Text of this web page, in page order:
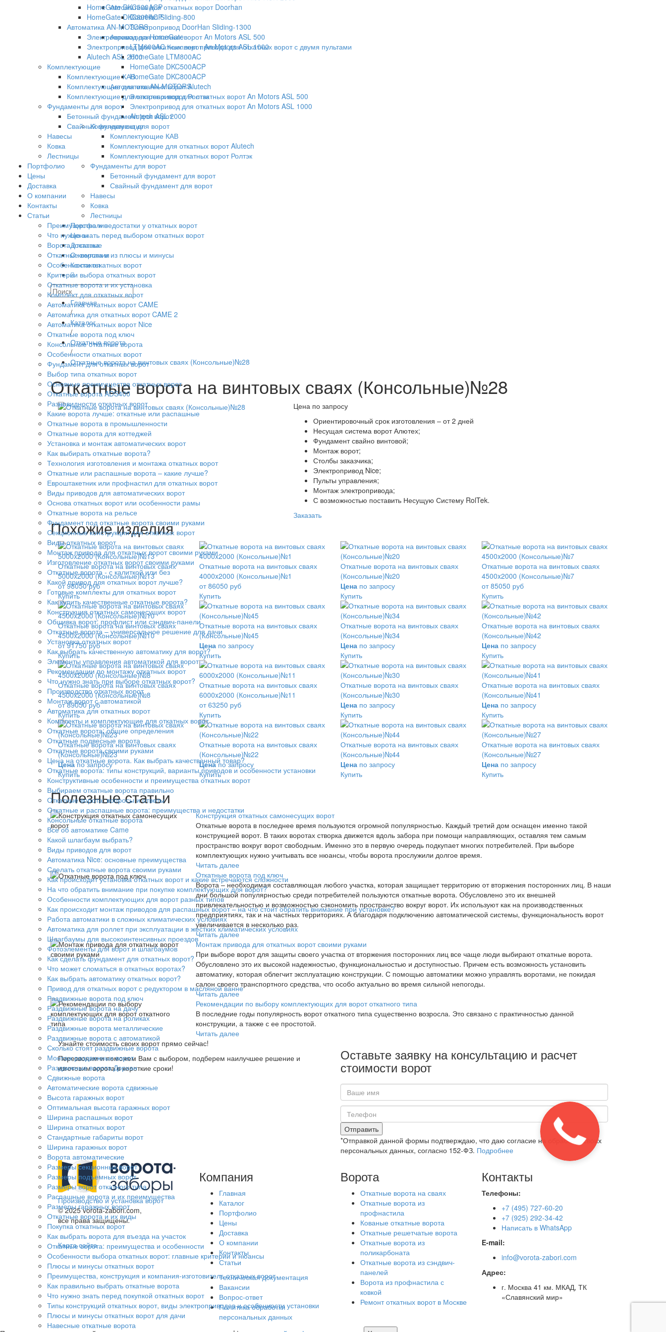
Автоматика для откатных ворот Doorhan
DoorHan Sliding-800
Электропривод DoorHan Sliding-1300
Автоматика HomeGate
LTM600AC Комплект привода для откатных ворот с двумя пультами
HomeGate LTM800AC
HomeGate DKC500ACP
HomeGate DKC800ACP
Автоматика AN-MOTORS
Электропривод для откатных ворот An Motors ASL 500
Электропривод для откатных ворот An Motors ASL 1000
Alutech ASL 2000
Комплектующие
Комплектующие КАВ
Комплектующие для откатных ворот Alutech
Комплектующие для откатных ворот Ролтэк
Фундаменты для ворот
Бетонный фундамент для ворот
Свайный фундамент для ворот
Навесы
Ковка
Лестницы
Портфолио
Цены
Доставка
О компании
Контакты
HomeGate DKC500ACP
HomeGate DKC800ACP
Автоматика AN-MOTORS
Электропривод для откатных ворот An Motors ASL 500
Электропривод для откатных ворот An Motors ASL 1000
Alutech ASL 2000
Комплектующие
Комплектующие КАВ
Комплектующие для откатных ворот Alutech
Комплектующие для откатных ворот Ролтэк
Фундаменты для ворот
Бетонный фундамент для ворот
Свайный фундамент для ворот
Навесы
Ковка
Лестницы
Портфолио
Цены
Доставка
О компании
Контакты
Статьи
Преимущества и недостатки у откатных ворот
Что нужно знать перед выбором откатных ворот
Ворота откатные
Откатные ворота и из плюсы и минусы
Особенности откатных ворот
Критерии выбора откатных ворот
Откатные ворота и их установка
Комплект для откатных ворот
Автоматика откатных ворот CAME
Автоматика для откатных ворот CAME 2
Автоматика откатных ворот Nice
Откатные ворота под ключ
Консольные откатные ворота
Особенности откатных ворот
Фундамент для откатных ворот
Выбор типа откатных ворот
Основные преимущества откатных ворот
Откатные ворота ADS400
Разновидности откатных ворот
Какие ворота лучше: откатные или распашные
Откатные ворота в промышленности
Откатные ворота для коттеджей
Установка и монтаж автоматических ворот
Как выбирать откатные ворота?
Технология изготовления и монтажа откатных ворот
Откатные или распашные ворота – какие лучше?
Евроштакетник или профнастил для откатных ворот
Виды приводов для автоматических ворот
Основа откатных ворот или особенности рамы
Откатные ворота на рельсе
Фундамент под откатные ворота своими руками
Секционные конструкции для откатных ворот
Виды откатных ворот
Монтаж привода для откатных ворот своими руками
Изготовление откатных ворот своими руками
Откатные ворота - с калиткой или без
Какой привод для откатных ворот лучше?
Готовые комплекты для откатных ворот
Как купить качественные откатные ворота?
Конструкция откатных самонесущих ворот
Обшивка ворот: профлист или сэндвич-панели
Откатные ворота – универсальное решение для дачи
Установка откатных ворот
Как выбрать качественную автоматику для ворот?
Элементы управления автоматикой для ворот
Рекомендации по монтажу откатных ворот
Что нужно знать при выборе откатных ворот?
Производство откатных ворот
Монтаж ворот с автоматикой
Автоматика для откатных ворот
Комплекты и комплектующие для откатных ворот
Откатные ворота: общие определения
Откатные подвесные ворота
Откатные ворота своими руками
Цена на откатные ворота. Как выбрать качественный товар?
Откатные ворота: типы конструкций, варианты приводов и особенности установки
Конструктивные особенности и преимущества откатных ворот
Выбираем откатные ворота правильно
Откатные ворота: вопросы и ответы
Откатные и распашные ворота: преимущества и недостатки
Консольные откатные ворота
Все об автоматике Came
Какой шлагбаум выбрать?
Виды приводов для ворот
Автоматика Nice: основные преимущества
Сделать откатные ворота своими руками
Как происходит установка откатных ворот и какие встречаются сложности
На что обратить внимание при покупке комплектующих для ворот?
Особенности комплектующих для ворот разных типов
Как происходит монтаж приводов для распашных ворот – на что стоит обратить внимание при установке?
Работа автоматики в сложных климатических условиях
Автоматика для роллет при эксплуатации в жестких климатических условиях
Шлагбаумы для высокоинтенсивных проездов
Фотоэлементы для ворот и шлагбаумов
Как сделать фундамент для откатных ворот?
Что может сломаться в откатных воротах?
Как выбрать автоматику откатных ворот?
Привод для откатных ворот с редуктором в масляной ванне
Раздвижные ворота под ключ
Раздвижные ворота на дачу
Раздвижные ворота на роликах
Раздвижные ворота металлические
Раздвижные ворота с автоматикой
Сколько стоят раздвижные ворота
Монтаж раздвижных ворот
Раздвижные ворота Дорхан
Сдвижные ворота
Автоматические ворота сдвижные
Высота гаражных ворот
Оптимальная высота гаражных ворот
Ширина распашных ворот
Ширина откатных ворот
Стандартные габариты ворот
Ширина гаражных ворот
Ворота автоматические
Размеры секционных ворот
Размеры подъемных ворот
Размеры ворот откатного типа
Распашные ворота и их преимущества
Размеры гаражных ворот
Откатные ворота и их виды
Покупка откатных ворот
Как выбрать ворота для въезда на участок
Откатные ворота: преимущества и особенности
Особенности выбора откатных ворот: главные критерии и нюансы
Плюсы и минусы откатных ворот
Преимущества, конструкция и компания-изготовитель откатных ворот
Как правильно выбрать откатные ворота
Что нужно знать перед покупкой откатных ворот
Типы конструкций откатных ворот, виды электроприводов и особенности установки
Плюсы и минусы откатных ворот для дачи
Навесные откатные ворота
Главная
/
Каталог
/
Откатные ворота
/
Откатные ворота на винтовых сваях (Консольные)№28
Откатные ворота на винтовых сваях (Консольные)№28
Цена по запросу
Ориентировочный срок изготовления – от 2 дней
Несущая система ворот Алютех;
Фундамент свайно винтовой;
Монтаж ворот;
Столбы заказчика;
Электропривод Nice;
Пульты управления;
Монтаж электропривода;
С возможностью поставить Несущую Систему RolTek.
Заказать
Похожие изделия
Откатные ворота на винтовых сваях
5000x2000 (Консольные)№13
от 98050 руб
Купить
Откатные ворота на винтовых сваях
4000x2000 (Консольные)№1
от 86050 руб
Купить
Откатные ворота на винтовых сваях
(Консольные)№20
Цена по запросу
Купить
Откатные ворота на винтовых сваях
4500x2000 (Консольные)№7
от 85050 руб
Купить
Откатные ворота на винтовых сваях
4500x2000 (Консольные)№10
от 91750 руб
Купить
Откатные ворота на винтовых сваях
(Консольные)№45
Цена по запросу
Купить
Откатные ворота на винтовых сваях
(Консольные)№34
Цена по запросу
Купить
Откатные ворота на винтовых сваях
(Консольные)№42
Цена по запросу
Купить
Откатные ворота на винтовых сваях
4500x2000 (Консольные)№8
от 89050 руб
Купить
Откатные ворота на винтовых сваях
6000x2000 (Консольные)№11
от 63250 руб
Купить
Откатные ворота на винтовых сваях
(Консольные)№30
Цена по запросу
Купить
Откатные ворота на винтовых сваях
(Консольные)№41
Цена по запросу
Купить
Откатные ворота на винтовых сваях
(Консольные)№23
Ценапо запросу
Купить
Откатные ворота на винтовых сваях
(Консольные)№22
Ценапо запросу
Купить
Откатные ворота на винтовых сваях
(Консольные)№44
Цена по запросу
Купить
Откатные ворота на винтовых сваях
(Консольные)№27
Цена по запросу
Купить
Полезные статьи
Конструкция откатных самонесущих ворот
Откатные ворота в последнее время пользуются огромной популярностью. Каждый третий дом оснащен именно такой
конструкцией ворот. В таких воротах створка движется вдоль забора при помощи направляющих, оставляя тем самым
пространство вокруг ворот свободным. Именно это в первую очередь подкупает многих потребителей. При выборе
комплектующих нужно учитывать все нюансы, чтобы ворота прослужили долгое время.
Читать далее
Откатные ворота под ключ
Ворота – необходимая составляющая любого участка, которая защищает территорию от вторжения посторонних лиц. В наши
дни большой популярностью среди потребителей пользуются откатные ворота. Обусловлено это их внешней
привлекательностью и возможностью сэкономить пространство вокруг ворот. Их используют как на производственных
предприятиях, так и на частных территориях. А благодаря подключению автоматической системы, функциональность ворот
увеличивается в несколько раз.
Читать далее
Монтаж привода для откатных ворот своими руками
При выборе ворот для защиты своего участка от вторжения посторонних лиц все чаще люди выбирают откатные ворота.
Обусловлено это их высокой надежностью, функциональностью и доступностью. Причем есть возможность установить
автоматику, которая облегчит эксплуатацию конструкции. С помощью автоматики можно управлять воротами, не покидая
салон своего транспортного средства, что особо актуально во время сильной непогоды.
Читать далее
Рекомендации по выбору комплектующих для ворот откатного типа
В последние годы популярность ворот откатного типа существенно возросла. Это связано с практичностью данной
конструкции, а также с ее простотой.
Читать далее
Узнайте стоимость своих ворот прямо сейчас!
Перезвоним и поможем Вам с выбором, подберем наилучшее решение и
изготовим ворота в короткие сроки!
Оставьте заявку на консультацию и расчет
стоимости ворот
Отправить
*Отправкой данной формы подтверждаю, что даю согласие на обработку своих
персональных данных, согласно 152-ФЗ. Подробнее
Производство и установка ворот
© 2025 vorota-zabori.com,
все права защищены.
Карта сайта
Компания
Главная
Каталог
Портфолио
Цены
Доставка
О компании
Контакты
Статьи
Техническая документация
Вакансии
Вопрос-ответ
Политика обработки
персональных данных
Ворота
Откатные ворота на сваях
Откатные ворота из
профнастила
Кованые откатные ворота
Откатные решетчатые ворота
Откатные ворота из
поликарбоната
Откатные ворота из сэндвич-
панелей
Ворота из профнастила с
ковкой
Ремонт откатных ворот в Москве
Контакты
Телефоны:
+7 (495) 727-60-20
+7 (925) 292-34-42
Написать в WhatsApp
E-mail:
info@vorota-zabori.com
Адрес:
г. Москва 41 км. МКАД, ТК
«Славянский мир»